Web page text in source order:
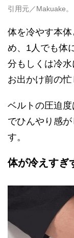
引用元／Makuake。
体を冷やす本
め、1人でも体
分もしくは冷水
お出かけ前の忙
ベルトの圧迫
でひんやり感
す。
体が冷えすぎ